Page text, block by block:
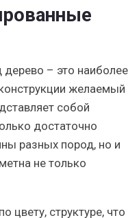
дерево – это наиболее
желаемый
собой
достаточно
разных пород, но и
не только
цвету, структуре, что